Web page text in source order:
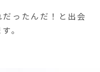
ったんだ！と出会
。